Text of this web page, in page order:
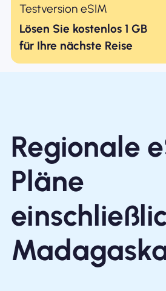
Testversion eSIM
Lösen Sie kostenlos 1 GB
für Ihre nächste Reise
Regionale
Pläne